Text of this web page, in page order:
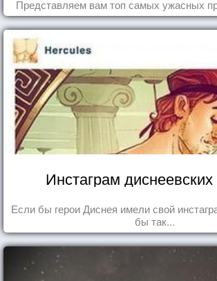
Представляем вам топ самых ужасных
Инстаграм диснеевских
Если бы герои Диснея имели свой
бы так...